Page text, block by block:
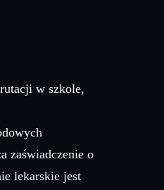
w szkole,
zaświadczenie o
lekarskie jest